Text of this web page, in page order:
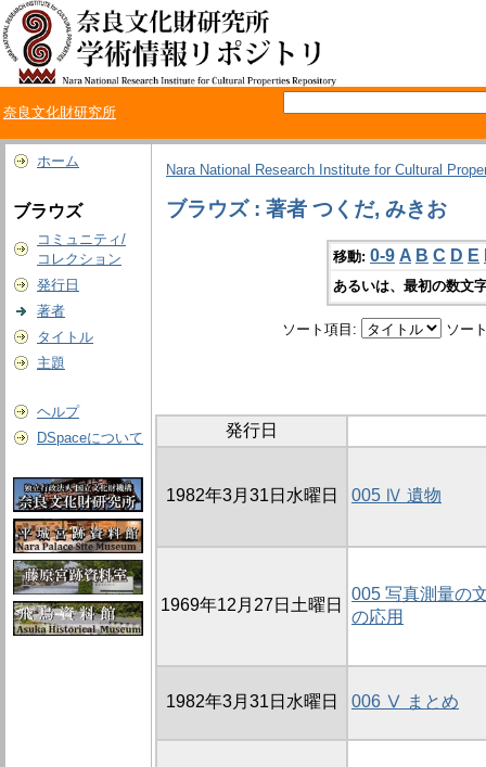
奈良文化財研究所
ホーム
ブラウズ
コミュニティ/
コレクション
発行日
著者
タイトル
主題
ヘルプ
DSpaceについて
Nara National Research Institute for Cultural
ブラウズ : 著者 つくだ, みきお
移動: 0-9 A B C D E
あるいは、最初の数文
ソート項目: ソー
発行日
1982年3月31日水曜日 005 Ⅳ 遺物
1969年12月27日土曜日
005 写真測量の
の応用
1982年3月31日水曜日 006 Ⅴ まとめ